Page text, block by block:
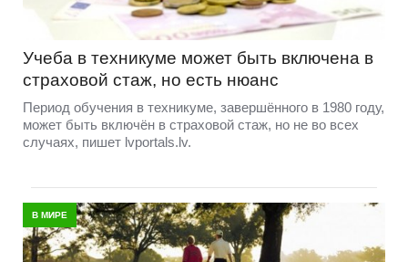
Учеба в техникуме может быть включена в
страховой стаж, но есть нюанс
Период обучения в техникуме, завершённого в 1980 году,
может быть включён в страховой стаж, но не во всех
случаях, пишет lvportals.lv.
В МИРЕ